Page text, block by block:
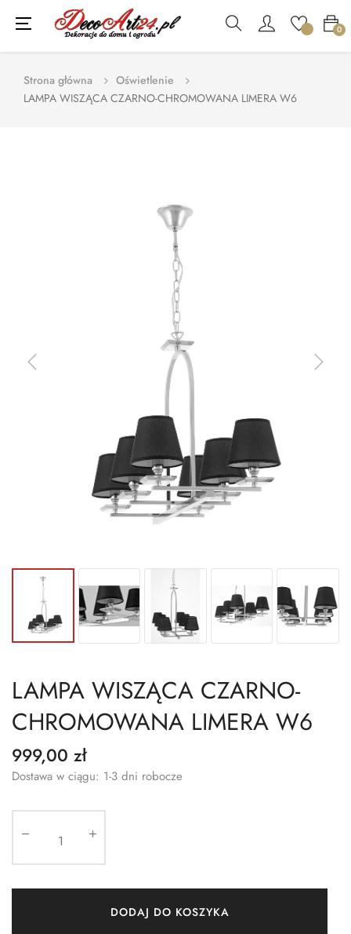
0
Toggle
navigation
☰
Strona główna
Oświetlenie
LAMPA WISZĄCA CZARNO-CHROMOWANA LIMERA W6
LAMPA WISZĄCA CZARNO-
CHROMOWANA LIMERA W6
999,00 zł
Dostawa w ciągu: 1-3 dni robocze
DODAJ DO KOSZYKA